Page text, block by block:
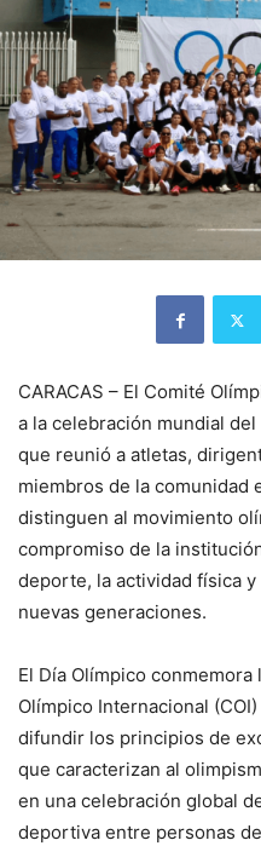
CARACAS – El Comité
a la celebración mundial
que reunió a atletas,
miembros de la comunidad
distinguen al movimiento
compromiso de la
deporte, la actividad física
nuevas generaciones.
El Día Olímpico
Olímpico Internacional
difundir los principios de
que caracterizan al
en una celebración global
deportiva entre personas